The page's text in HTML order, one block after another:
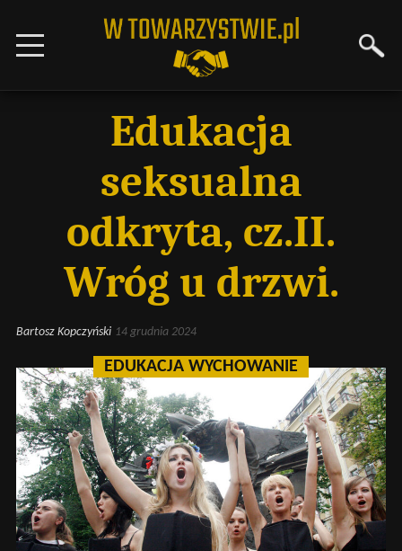
Edukacja
seksualna
odkryta, cz.II.
Wróg u drzwi.
Bartosz Kopczyński 14 grudnia 2024
EDUKACJA WYCHOWANIE